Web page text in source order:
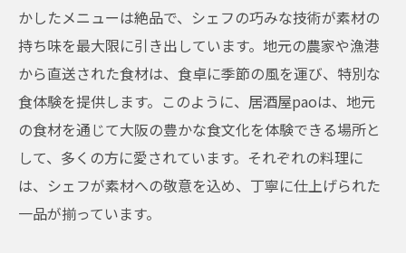
かしたメニューは絶品で、シェフの巧みな技術が素材の
持ち味を最大限に引き出しています。地元の農家や漁港
から直送された食材は、食卓に季節の風を運び、特別な
食体験を提供します。このように、居酒屋paoは、地元
の食材を通じて大阪の豊かな食文化を体験できる場所と
して、多くの方に愛されています。それぞれの料理に
は、シェフが素材への敬意を込め、丁寧に仕上げられた
一品が揃っています。